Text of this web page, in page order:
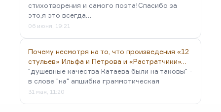
стихотворения и самого поэта!Спасибо за
это,я это всегда…
06 июня, 19:21
Почему несмотря на то, что произведения «12
стульев» Ильфа и Петрова и «Растратчики»…
"душевные качества Катаева были на таковы" -
в слове "на" апшибка граммотическая
31 мая, 11:20